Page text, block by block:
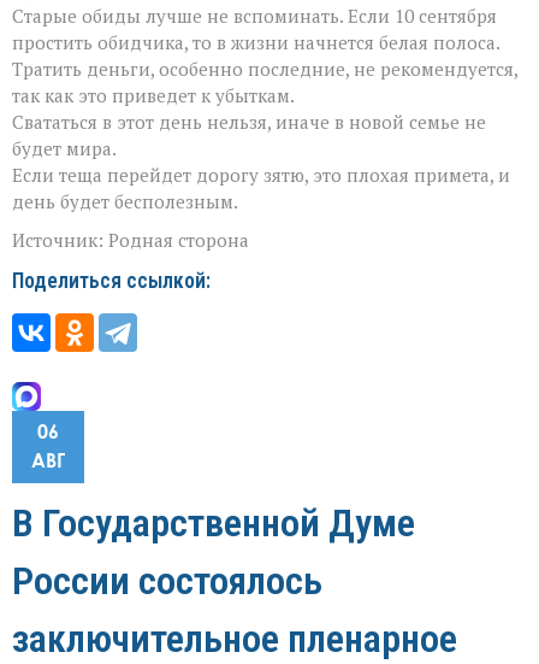
Старые обиды лучше не вспоминать. Если 10 сентября
простить обидчика, то в жизни начнется белая полоса.
Тратить деньги, особенно последние, не рекомендуется,
так как это приведет к убыткам.
Свататься в этот день нельзя, иначе в новой семье не
будет мира.
Если теща перейдет дорогу зятю, это плохая примета, и
день будет бесполезным.
Источник: Родная сторона
Поделиться ссылкой:
06
АВГ
В Государственной Думе
России состоялось
заключительное пленарное